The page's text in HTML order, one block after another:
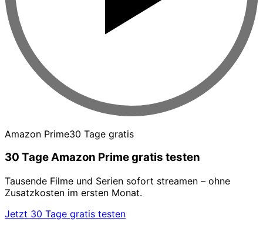
Amazon Prime30 Tage gratis
30 Tage Amazon Prime gratis testen
Tausende Filme und Serien sofort streamen – ohne
Zusatzkosten im ersten Monat.
Jetzt 30 Tage gratis testen